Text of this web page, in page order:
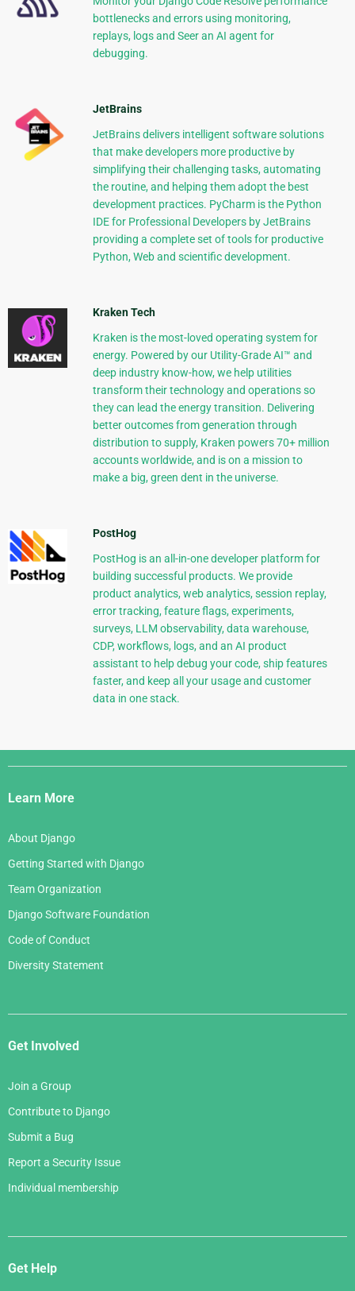
bottlenecks and errors using monitoring,
replays, logs and Seer an AI agent for
debugging.
JetBrains
JetBrains delivers intelligent software solutions
that make developers more productive by
simplifying their challenging tasks, automating
the routine, and helping them adopt the best
development practices. PyCharm is the Python
IDE for Professional Developers by JetBrains
providing a complete set of tools for productive
Python, Web and scientific development.
Kraken Tech
Kraken is the most-loved operating system for
energy. Powered by our Utility-Grade AI™ and
deep industry know-how, we help utilities
transform their technology and operations so
they can lead the energy transition. Delivering
better outcomes from generation through
distribution to supply, Kraken powers 70+ million
accounts worldwide, and is on a mission to
make a big, green dent in the universe.
PostHog
PostHog is an all-in-one developer platform for
building successful products. We provide
product analytics, web analytics, session replay,
error tracking, feature flags, experiments,
surveys, LLM observability, data warehouse,
CDP, workflows, logs, and an AI product
assistant to help debug your code, ship features
faster, and keep all your usage and customer
data in one stack.
Django
Links
Learn More
About Django
Getting Started with Django
Team Organization
Django Software Foundation
Code of Conduct
Diversity Statement
Get Involved
Join a Group
Contribute to Django
Submit a Bug
Report a Security Issue
Individual membership
Get Help